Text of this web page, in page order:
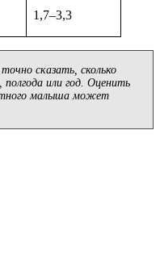
1,7–3,3
сказать, сколько
или год. Оценить
малыша может